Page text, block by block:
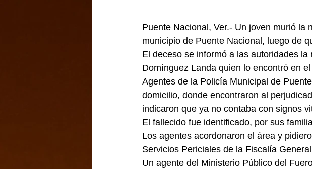
Puente Nacional, Ver.- Un joven murió la
municipio de Puente Nacional, luego de
El deceso se informó a las autoridades
Domínguez Landa quien lo encontró en
Agentes de la Policía Municipal de
domicilio, donde encontraron al
indicaron que ya no contaba con signos
El fallecido fue identificado, por sus
Los agentes acordonaron el área y
Servicios Periciales de la Fiscalía
Un agente del Ministerio Público del